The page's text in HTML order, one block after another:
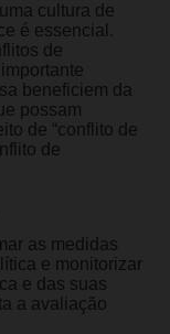
cultura de
é essencial.
de
beneficiem da
possam
de “conflito de
de
as medidas
e monitorizar
e das suas
a avaliação